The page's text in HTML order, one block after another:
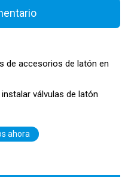
de accesorios de latón en
válvulas de latón
ahora